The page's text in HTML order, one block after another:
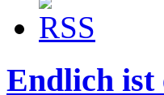
Endlich ist